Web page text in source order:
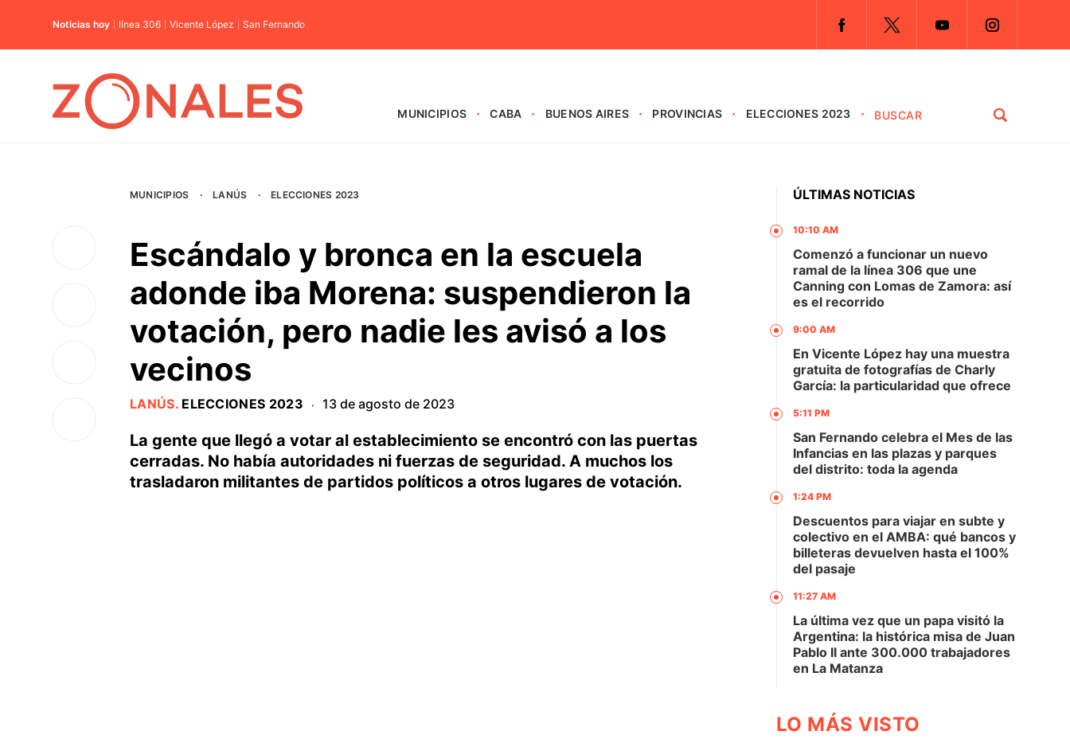
Noticias hoy línea 306 Vicente López San Fernando
MUNICIPIOS CABA BUENOS AIRES PROVINCIAS ELECCIONES 2023
MUNICIPIOS · LANÚS · ELECCIONES 2023
Escándalo y bronca en la escuela
adonde iba Morena: suspendieron la
votación, pero nadie les avisó a los
vecinos
LANÚS. ELECCIONES 2023 · 13 de agosto de 2023
La gente que llegó a votar al establecimiento se encontró con las puertas
cerradas. No había autoridades ni fuerzas de seguridad. A muchos los
trasladaron militantes de partidos políticos a otros lugares de votación.
ÚLTIMAS NOTICIAS
10:10 AM
Comenzó a funcionar un nuevo
ramal de la línea 306 que une
Canning con Lomas de Zamora: así
es el recorrido
9:00 AM
En Vicente López hay una muestra
gratuita de fotografías de Charly
García: la particularidad que ofrece
5:11 PM
San Fernando celebra el Mes de las
Infancias en las plazas y parques
del distrito: toda la agenda
1:24 PM
Descuentos para viajar en subte y
colectivo en el AMBA: qué bancos y
billeteras devuelven hasta el 100%
del pasaje
11:27 AM
La última vez que un papa visitó la
Argentina: la histórica misa de Juan
Pablo II ante 300.000 trabajadores
en La Matanza
LO MÁS VISTO